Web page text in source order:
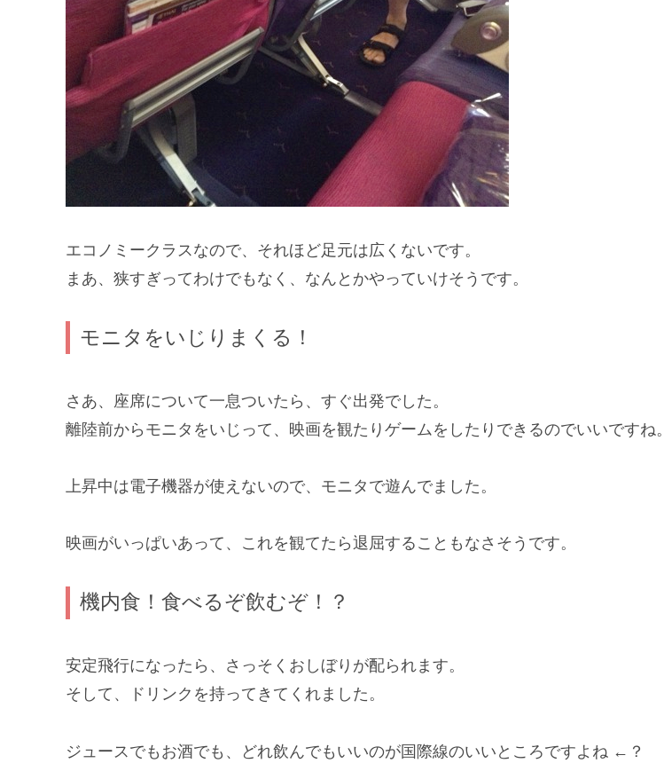
エコノミークラスなので、それほど足元は広くないです。
まあ、狭すぎってわけでもなく、なんとかやっていけそうです。
モニタをいじりまくる！
さあ、座席について一息ついたら、すぐ出発でした。
離陸前からモニタをいじって、映画を観たりゲームをしたりできるのでいいですね。
上昇中は電子機器が使えないので、モニタで遊んでました。
映画がいっぱいあって、これを観てたら退屈することもなさそうです。
機内食！食べるぞ飲むぞ！？
安定飛行になったら、さっそくおしぼりが配られます。
そして、ドリンクを持ってきてくれました。
ジュースでもお酒でも、どれ飲んでもいいのが国際線のいいところですよね ←？